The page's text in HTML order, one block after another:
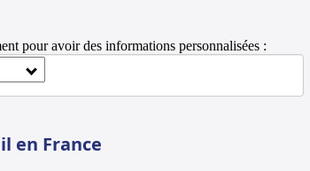
pour avoir des informations personnalisées :
en France